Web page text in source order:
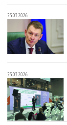
23.03.2026
23.03.2026